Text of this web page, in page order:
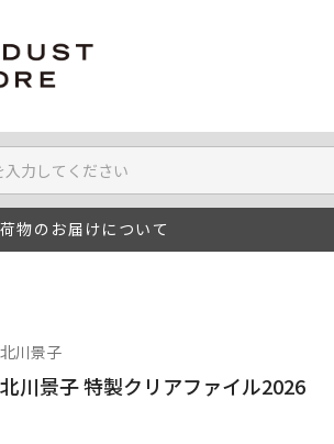
物のお届けについて
北川景子
北川景子 特製クリアファイル2026